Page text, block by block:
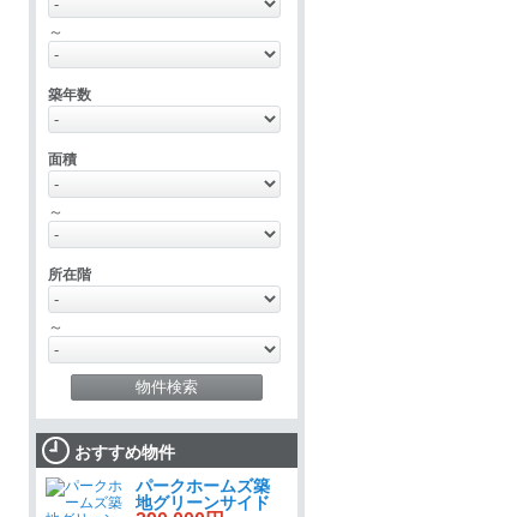
～
築年数
面積
～
所在階
～
おすすめ物件
パークホームズ築
地グリーンサイド